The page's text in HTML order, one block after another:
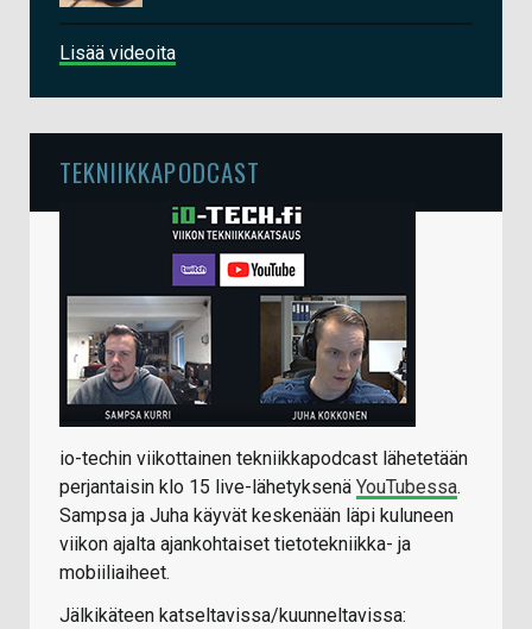
Lisää videoita
TEKNIIKKAPODCAST
io-techin viikottainen tekniikkapodcast lähetetään
perjantaisin klo 15 live-lähetyksenä YouTubessa.
Sampsa ja Juha käyvät keskenään läpi kuluneen
viikon ajalta ajankohtaiset tietotekniikka- ja
mobiiliaiheet.
Jälkikäteen katseltavissa/kuunneltavissa: